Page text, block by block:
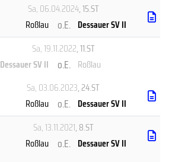
Sa, 06.04.2024, 15.ST
Roßlau
o.E. Dessauer SV II
Sa, 19.11.2022, 11.ST
Dessauer SV II
o.E. Roßlau
Sa, 03.06.2023, 24.ST
Roßlau
o.E. Dessauer SV II
Sa, 13.11.2021, 8.ST
Roßlau
o.E. Dessauer SV II